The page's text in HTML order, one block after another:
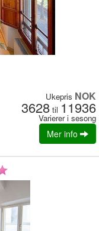
Ukepris NOK
3628 til 11936
Varierer i sesong
Mer info